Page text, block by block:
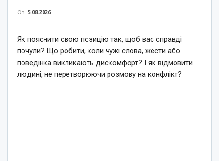
On 5.08.2026
Як пояснити свою позицію так, щоб вас справді
почули? Що робити, коли чужі слова, жести або
поведінка викликають дискомфорт? І як відмовити
людині, не перетворюючи розмову на конфлікт?